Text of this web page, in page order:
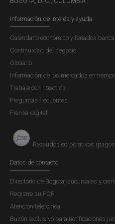
Fortalezas:El Banco
compromiso con la
comportamiento ético
través de la divulgación
cumplimiento del
diseñado,
procedimientos para la
conflictos de interés. El
incompatibilidades en
Así mismo se ha
estrategia antifraude
sobre "cero tolerancia"
formuló también en
estrategia para el 2025
Información de interés y ayuda
Calendario económico y feriados
Continuidad del negocio
Glosario
Información de los mercados en tiempo
Trabaje con nosotros
Preguntas frecuentes
Prensa digital
Recaudos corporativos (pagos
Datos de contacto
Directorio de Bogotá, sucursales y
Registre su PQR
Atención telefónica
Buzón exclusivo para notificaciones